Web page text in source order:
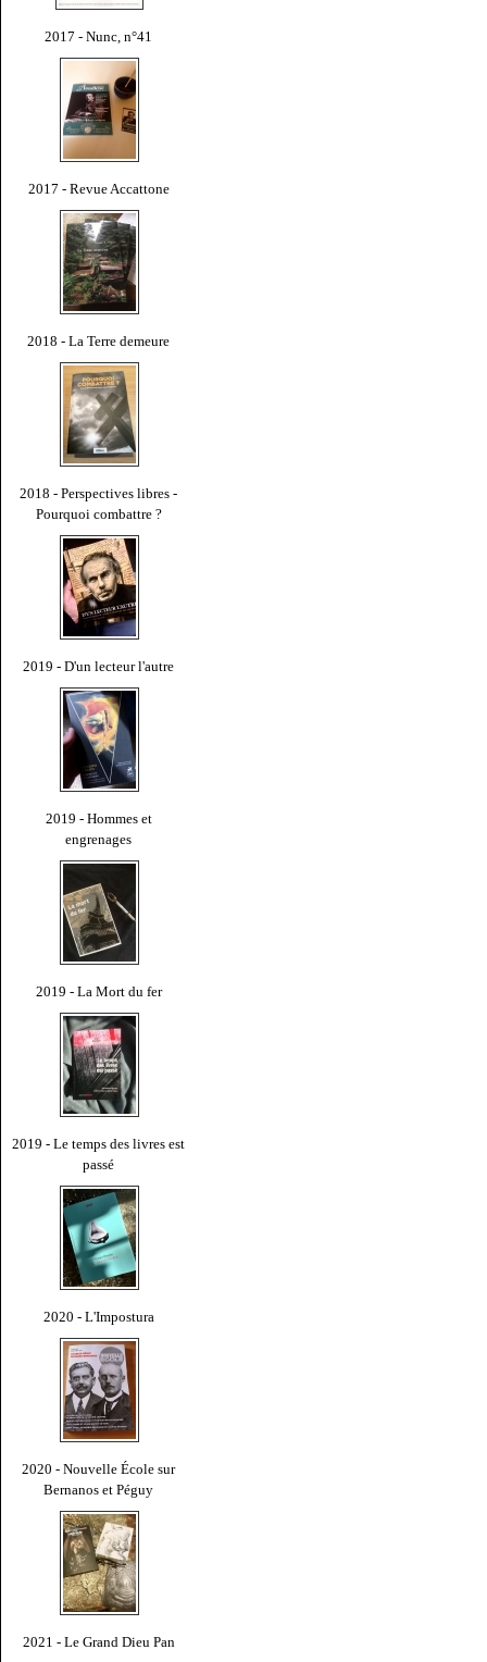
2017 - Nunc, n°41
2017 - Revue Accattone
2018 - La Terre demeure
2018 - Perspectives libres -
Pourquoi combattre ?
2019 - D'un lecteur l'autre
2019 - Hommes et
engrenages
2019 - La Mort du fer
2019 - Le temps des livres est
passé
2020 - L'Impostura
2020 - Nouvelle École sur
Bernanos et Péguy
2021 - Le Grand Dieu Pan